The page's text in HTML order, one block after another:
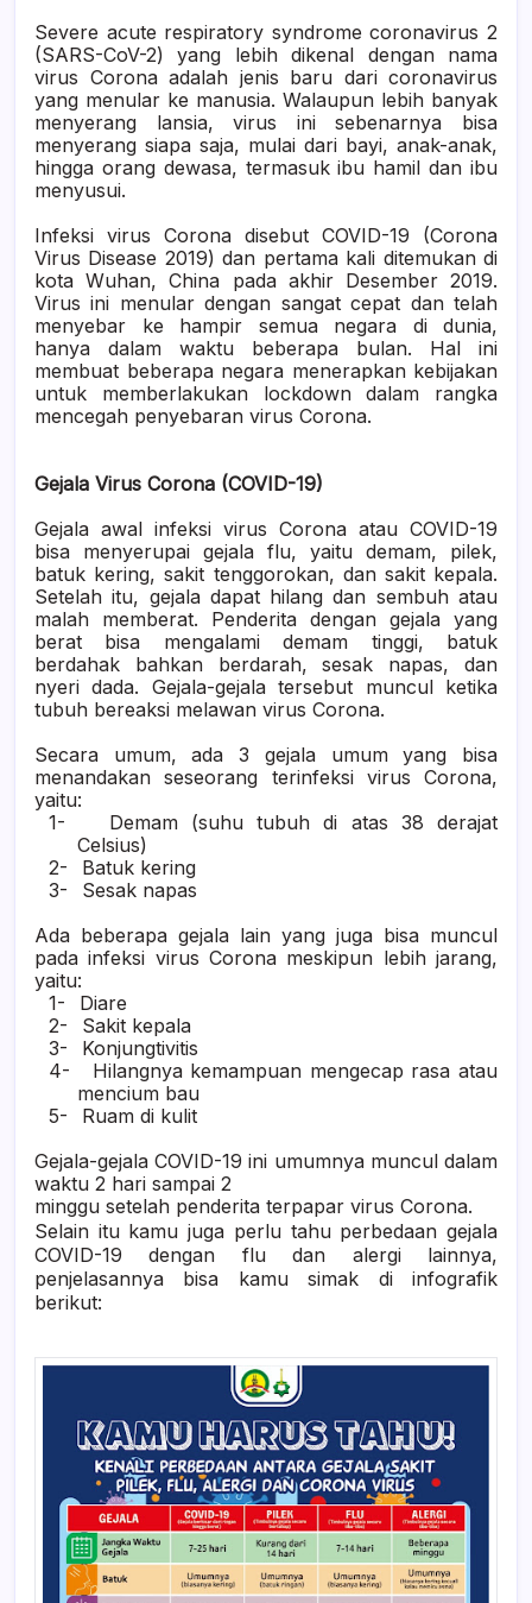
Severe acute respiratory syndrome coronavirus 2
(SARS-CoV-2) yang lebih dikenal dengan nama
virus Corona adalah jenis baru dari coronavirus
yang menular ke manusia. Walaupun lebih banyak
menyerang lansia, virus ini sebenarnya bisa
menyerang siapa saja, mulai dari bayi, anak-anak,
hingga orang dewasa, termasuk ibu hamil dan ibu
menyusui.
Infeksi virus Corona disebut COVID-19 (Corona
Virus Disease 2019) dan pertama kali ditemukan di
kota Wuhan, China pada akhir Desember 2019.
Virus ini menular dengan sangat cepat dan telah
menyebar ke hampir semua negara di dunia,
hanya dalam waktu beberapa bulan. Hal ini
membuat beberapa negara menerapkan kebijakan
untuk memberlakukan lockdown dalam rangka
mencegah penyebaran virus Corona.
Gejala Virus Corona (COVID-19)
Gejala awal infeksi virus Corona atau COVID-19
bisa menyerupai gejala flu, yaitu demam, pilek,
batuk kering, sakit tenggorokan, dan sakit kepala.
Setelah itu, gejala dapat hilang dan sembuh atau
malah memberat. Penderita dengan gejala yang
berat bisa mengalami demam tinggi, batuk
berdahak bahkan berdarah, sesak napas, dan
nyeri dada. Gejala-gejala tersebut muncul ketika
tubuh bereaksi melawan virus Corona.
Secara umum, ada 3 gejala umum yang bisa
menandakan seseorang terinfeksi virus Corona,
yaitu:
1-
Demam (suhu tubuh di atas 38 derajat
Celsius)
2-
Batuk kering
3-
Sesak napas
Ada beberapa gejala lain yang juga bisa muncul
pada infeksi virus Corona meskipun lebih jarang,
yaitu:
1-
Diare
2-
Sakit kepala
3-
Konjungtivitis
4-
Hilangnya kemampuan mengecap rasa atau
mencium bau
5-
Ruam di kulit
Gejala-gejala COVID-19 ini umumnya muncul dalam
waktu 2 hari sampai 2
minggu setelah penderita terpapar virus Corona.
Selain itu kamu juga perlu tahu perbedaan gejala
COVID-19 dengan flu dan alergi lainnya,
penjelasannya bisa kamu simak di infografik
berikut: